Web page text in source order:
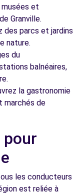
et
Granville.
des parcs et jardins
nature.
du
balnéaires,
la gastronomie
marchés de
pour
les conducteurs
est reliée à